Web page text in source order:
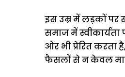
इस उम्र में लड़कों पर
समाज में
ओर भी प्रेरित करता
फैसलों से न केवल